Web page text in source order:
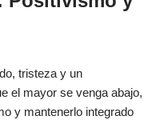
tristeza y un
el mayor se venga abajo,
y mantenerlo integrado